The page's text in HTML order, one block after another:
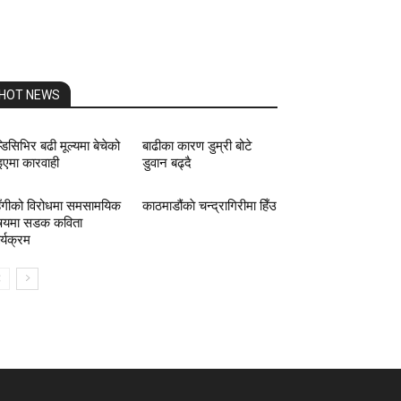
HOT NEWS
बढी मूल्यमा बेचेको
कारवाही
बाढीका कारण डुम्री बोटे
डुवान बढ्दै
विरोधमा समसामयिक
सडक कविता
काठमाडौंकाे चन्द्रागिरीमा हिँउ